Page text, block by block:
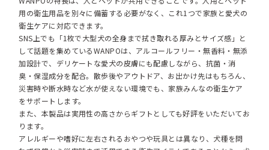
用の衛生用品を別々に備蓄する必要がなく、これ1つで家族と愛犬の
衛生ケアに対応できます。
SNS上でも「1枚で大型犬の全身まで拭き取れる厚みとサイズ感」と
して話題を集めているWANPOは、アルコールフリー・無香料・無添
加設計で、デリケートな愛犬の皮膚にも配慮しながら、抗菌・消
臭・保湿成分を配合。散歩後やアウトドア、お出かけ先はもちろん、
災害時や断水時など水が使えない環境でも、家族みんなの衛生ケア
をサポートします。
また、本製品は実用性の高さからギフトとしても好評をいただいてお
ります。
アレルギーや嗜好に左右されるおやつや玩具とは異なり、犬種を問